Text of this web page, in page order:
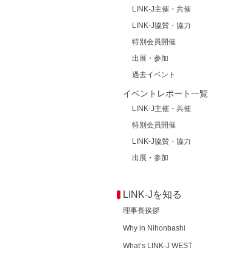
LINK-J主催・共催
LINK-J協賛・協力
特別会員開催
出展・参加
過去イベント
イベントレポート一覧
LINK-J主催・共催
特別会員開催
LINK-J協賛・協力
出展・参加
LINK-Jを知る
理事長挨拶
Why in Nihonbashi
What’s LINK-J WEST